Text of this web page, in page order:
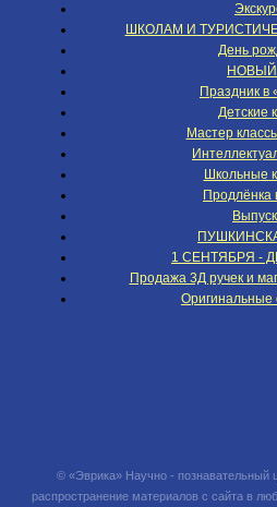
ШКОЛАМ И
День
НОВЫЙ
Праздник в
Детские
Мастер
Школьные
Продлёнка
1 СЕНТЯБРЯ -
Продажа 3Д ручек и
Оригинальные
© «Эврика» Научно - познавательный
распространение материалов с сайта в